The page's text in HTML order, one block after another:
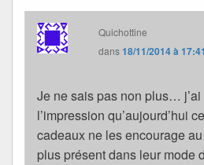
Quichottine
dans18/11/2014 à 17:41
Je ne sais pas non plus…
l’impression qu’aujourd’hui
cadeaux ne les encourage
plus présent dans leur mode